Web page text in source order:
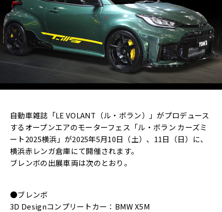
自動車雑誌「LE VOLANT（ル・ボラン）」がプロデュース
するオープンエアのモーターフェス「ル・ボラン カーズミ
ート2025横浜」が2025年5月10日（土）、11日（日）に、
横浜赤レンガ倉庫にて開催されます。
ブレンボの出展車両は次のとおり。
●ブレンボ
3D Designコンプリートカー：BMW X5M